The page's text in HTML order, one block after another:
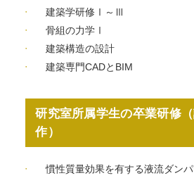
建築学研修Ⅰ～Ⅲ
骨組の力学Ⅰ
建築構造の設計
建築専門CADとBIM
研究室所属学生の卒業研修
作）
慣性質量効果を有する液流ダン